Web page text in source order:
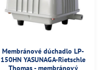
Membránové dúchadlo LP-
150HN YASUNAGA-Rietschle
Thomas - membránový